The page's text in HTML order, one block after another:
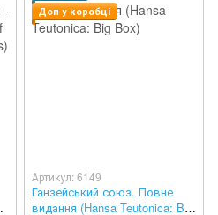
Доп у коробці
Артикул: 6149
Ганзейський союз. Повне
видання (Hansa Teutonica: Big